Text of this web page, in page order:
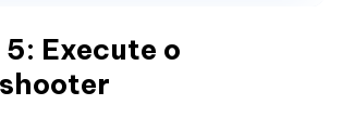
Execute o